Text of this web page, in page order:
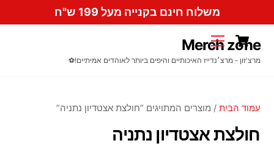
content
משלוח חינם בקנייה מעל 199 ש"ח
MenuCart
Merch zone
מרצ'זון - מרצ׳נדייז האיכותיים והיפים ביותר לאוהדים אמיתיים!⚽️
עמוד הבית / מוצרים המתויגים “חולצת אצטדיון נתניה”
חולצת אצטדיון נתניה